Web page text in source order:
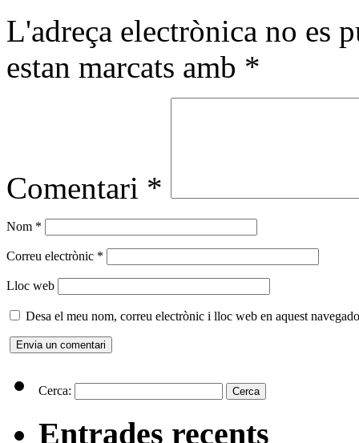
L'adreça electrònica no es
estan marcats amb *
Comentari *
Nom *
Correu electrònic *
Lloc web
Desa el meu nom, correu electrònic i lloc web en aquest
Cerca:
Entrades recents